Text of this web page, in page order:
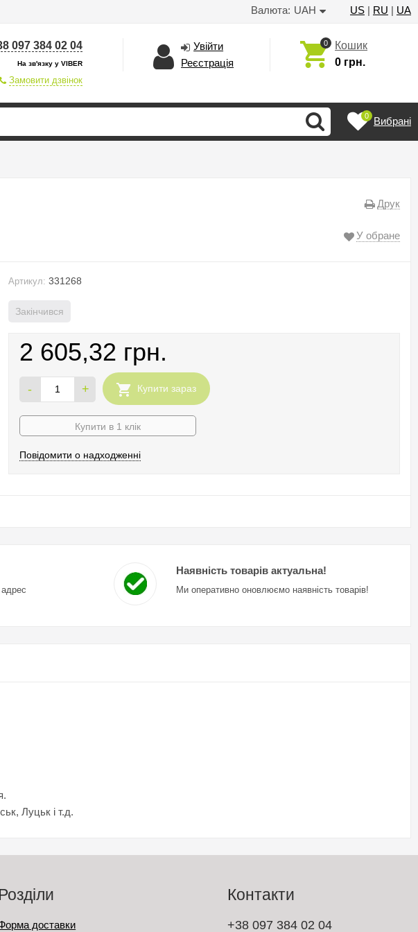
Валюта: UAH US | RU | UA
097 384 02 04
На зв'язку у VIBER
Замовити дзвінок
Увійти
Реєстрація
0
Кошик
0 грн.
0 Вибрані
Друк
У обране
Артикул: 331268
Закінчився
2 605,32 грн.
- + Купити зараз
Купити в 1 клік
Повідомити о надходженні
Наявність товарів актуальна!
Ми оперативно оновлюємо наявність товарів!
Луцьк і т.д.
Розділи
доставки
Контакти
+38 097 384 02 04